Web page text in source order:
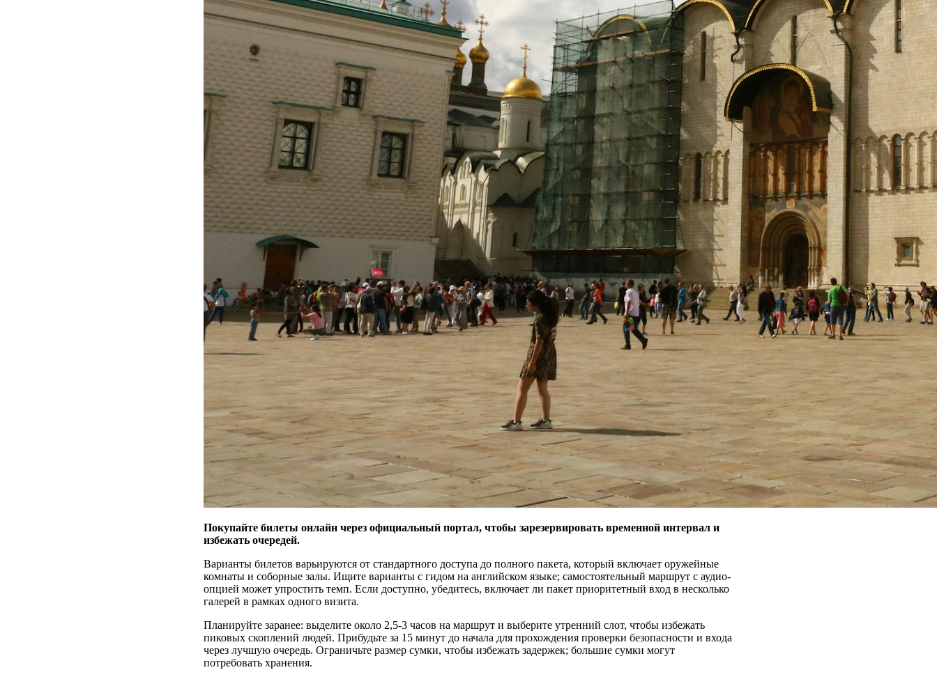
Покупайте билеты онлайн через официальный портал, чтобы зарезервировать временной интервал и
избежать очередей.
Варианты билетов варьируются от стандартного доступа до полного пакета, который включает оружейные
комнаты и соборные залы. Ищите варианты с гидом на английском языке; самостоятельный маршрут с аудио-
опцией может упростить темп. Если доступно, убедитесь, включает ли пакет приоритетный вход в несколько
галерей в рамках одного визита.
Планируйте заранее: выделите около 2,5-3 часов на маршрут и выберите утренний слот, чтобы избежать
пиковых скоплений людей. Прибудьте за 15 минут до начала для прохождения проверки безопасности и входа
через лучшую очередь. Ограничьте размер сумки, чтобы избежать задержек; большие сумки могут
потребовать хранения.